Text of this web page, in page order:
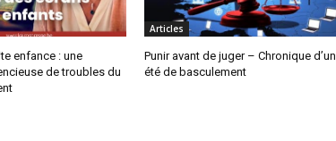
enfance : une
de troubles du
Articles
Punir avant de juger – Chronique d’un
été de basculement